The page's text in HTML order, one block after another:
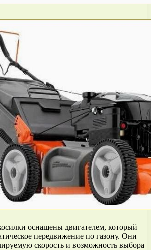
оснащены двигателем, который
передвижение по газону. Они
скорость и возможность выбора